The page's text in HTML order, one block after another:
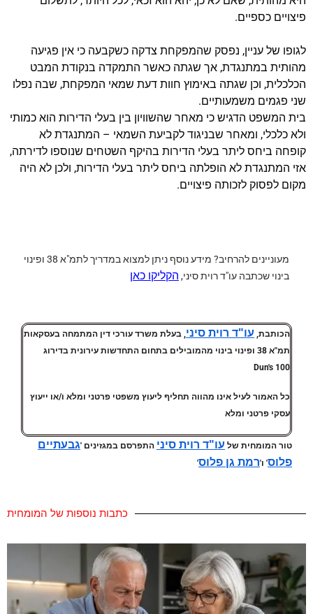
פיצויים כספיים.
לגופו של עניין, נפסק שהמפקחת צדקה כשקבעה כי אין פגיעה
מהותית במתנגדת, אך שגתה כאשר התמקדה בנקודת המבט
הכלכלית, וכן שגתה באימוץ חוות דעת שמאי המפקחת, שבה נפלו
שני פגמים משמעותיים.
בית המשפט הדגיש כי מאחר שהשוויון בין בעלי הדירות הוא כמותי
ולא כלכלי, ומאחר שבניגוד לקביעת השמאי – המתנגדת לא
קופחה ביחס ליתר בעלי הדירות בהיקף השטחים שנוספו לדירתה,
אזי המתנגדת לא הופלתה ביחס ליתר בעלי הדירות, ולכן לא היה
מקום לפסוק לזכותה פיצויים.
מעוניינים להרחיב?
מידע נוסף ניתן למצוא במדריך לתמ"א 38 ופינוי
בינוי שכתבה עו"ד רוית סיני, הקליקו כאן
הכותבת, עו"ד רוית סיני, בעלת משרד עורכי דין המתמחה בעסקאות
תמ"א 38 ופינוי בינוי מהמובילים בתחום התחדשות עירונית בדירוג
Dun's 100
כל האמור לעיל אינו מהווה תחליף ליעוץ משפטי פרטני ומלא ו/או ייעוץ
עסקי פרטני ומלא
טור המומחית של עו"ד רוית סיני התפרסם במגזינים 'גבעתיים
פלוס' ו'רמת גן פלוס'
כתבות נוספות של המומחית